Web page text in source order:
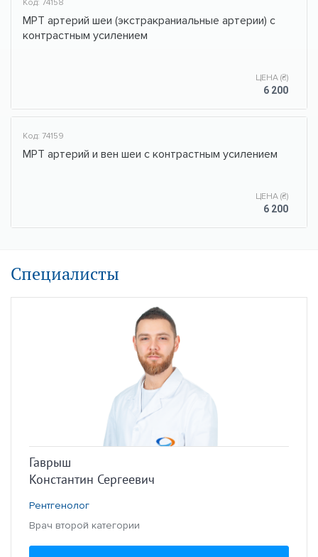
Код: 74158
МРТ артерий шеи (экстракраниальные артерии) с
контрастным усилением
ЦЕНА (₴)
6 200
Код: 74159
МРТ артерий и вен шеи с контрастным усилением
ЦЕНА (₴)
6 200
Специалисты
Гаврыш
Константин Сергеевич
Рентгенолог
Врач второй категории